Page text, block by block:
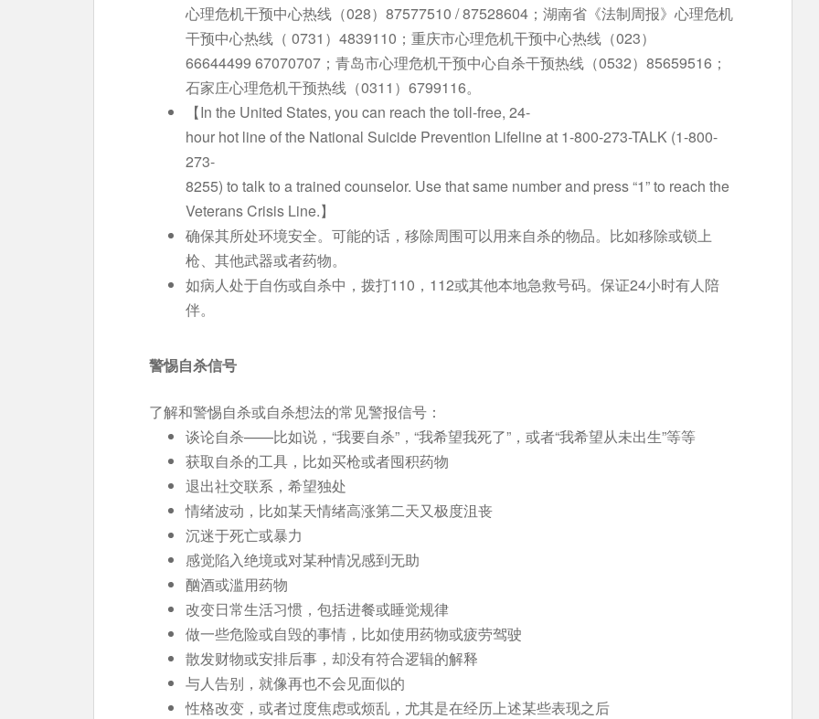
心理危机干预中心热线（028）87577510 / 87528604；湖南省《法制周报》心理危机
干预中心热线（ 0731）4839110；重庆市心理危机干预中心热线（023）
66644499 67070707；青岛市心理危机干预中心自杀干预热线（0532）85659516；
石家庄心理危机干预热线（0311）6799116。
【In the United States, you can reach the toll-free, 24-
hour hot line of the National Suicide Prevention Lifeline at 1-800-273-TALK (1-800-
273-
8255) to talk to a trained counselor. Use that same number and press “1” to reach the
Veterans Crisis Line.】
确保其所处环境安全。可能的话，移除周围可以用来自杀的物品。比如移除或锁上
枪、其他武器或者药物。
如病人处于自伤或自杀中，拨打110，112或其他本地急救号码。保证24小时有人陪
伴。
警惕自杀信号
了解和警惕自杀或自杀想法的常见警报信号：
谈论自杀——比如说，“我要自杀”，“我希望我死了”，或者“我希望从未出生”等等
获取自杀的工具，比如买枪或者囤积药物
退出社交联系，希望独处
情绪波动，比如某天情绪高涨第二天又极度沮丧
沉迷于死亡或暴力
感觉陷入绝境或对某种情况感到无助
酗酒或滥用药物
改变日常生活习惯，包括进餐或睡觉规律
做一些危险或自毁的事情，比如使用药物或疲劳驾驶
散发财物或安排后事，却没有符合逻辑的解释
与人告别，就像再也不会见面似的
性格改变，或者过度焦虑或烦乱，尤其是在经历上述某些表现之后